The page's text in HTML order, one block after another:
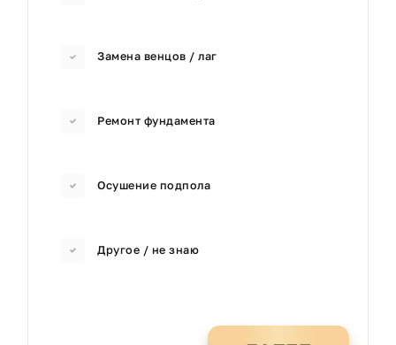
Замена венцов / лаг
Ремонт фундамента
Осушение подпола
Другое / не знаю